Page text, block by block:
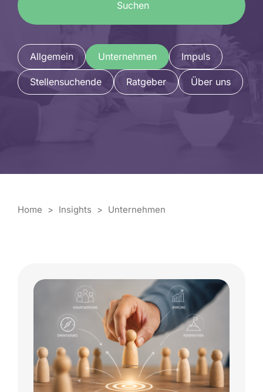
Suchen
Allgemein Unternehmen Impuls
Stellensuchende Ratgeber Über uns
Home > Insights > Unternehmen